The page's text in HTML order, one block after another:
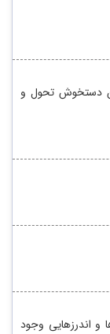
دستخوش تحول و
و اندرزهایی وجود